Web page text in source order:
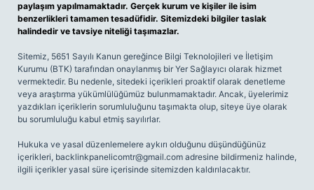
paylaşım yapılmamaktadır. Gerçek kurum ve kişiler ile isim
benzerlikleri tamamen tesadüfidir. Sitemizdeki bilgiler taslak
halindedir ve tavsiye niteliği taşımazlar.
Sitemiz, 5651 Sayılı Kanun gereğince Bilgi Teknolojileri ve İletişim
Kurumu (BTK) tarafından onaylanmış bir Yer Sağlayıcı olarak hizmet
vermektedir. Bu nedenle, sitedeki içerikleri proaktif olarak denetleme
veya araştırma yükümlülüğümüz bulunmamaktadır. Ancak, üyelerimiz
yazdıkları içeriklerin sorumluluğunu taşımakta olup, siteye üye olarak
bu sorumluluğu kabul etmiş sayılırlar.
Hukuka ve yasal düzenlemelere aykırı olduğunu düşündüğünüz
içerikleri, backlinkpanelicomtr@gmail.com adresine bildirmeniz halinde,
ilgili içerikler yasal süre içerisinde sitemizden kaldırılacaktır.